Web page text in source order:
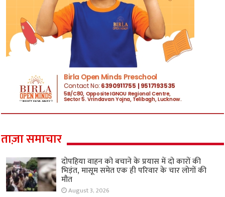
ताज़ा समाचार
दोपहिया वाहन को बचाने के प्रयास में दो कारों की
भिड़ंत, मासूम समेत एक ही परिवार के चार लोगों की
मौत
August 3, 2026